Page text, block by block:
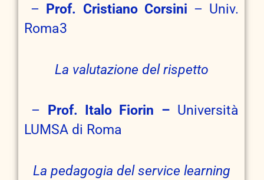
– Prof. Cristiano Corsini – Univ.
Roma3
La valutazione del rispetto
– Prof. Italo Fiorin – Università
LUMSA di Roma
La pedagogia del service learning